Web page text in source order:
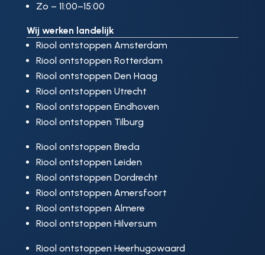
Zo – 11:00–15:00
Wij werken landelijk
Riool ontstoppen Amsterdam
Riool ontstoppen Rotterdam
Riool ontstoppen Den Haag
Riool ontstoppen Utrecht
Riool ontstoppen Eindhoven
Riool ontstoppen Tilburg
Riool ontstoppen Breda
Riool ontstoppen Leiden
Riool ontstoppen Dordrecht
Riool ontstoppen Amersfoort
Riool ontstoppen Almere
Riool ontstoppen Hilversum
Riool ontstoppen Heerhugowaard